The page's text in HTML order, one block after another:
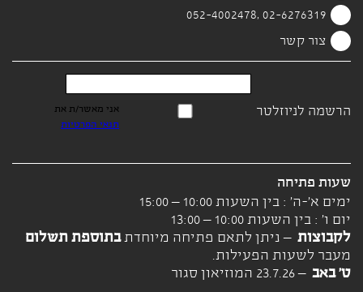
02-6276319 ,052-4002478
צור קשר
הרשמה לניוזלטר
אני מאשר/ת את
תנאי הפרטיות
שעות פתיחה
ימים א'-ה' : בין השעות 10:00 – 15:00
יום ו' : בין השעות 10:00 – 13:00
לקבוצות – ניתן לתאם פתיחה מיוחדתבתוספת תשלום
מעבר לשעות הפעילות.
ט' באב– 23.7.26 המוזיאון סגור